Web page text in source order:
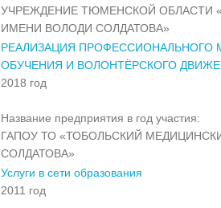
УЧРЕЖДЕНИЕ ТЮМЕНСКОЙ ОБЛАСТИ
ИМЕНИ ВОЛОДИ СОЛДАТОВА»
РЕАЛИЗАЦИЯ
ОБУЧЕНИЯ И ВОЛОНТЁРСКОГО
2018 год
Название предприятия в год участия:
ГАПОУ ТО «ТОБОЛЬСКИЙ
СОЛДАТОВА»
Услуги в сети образования
2011 год